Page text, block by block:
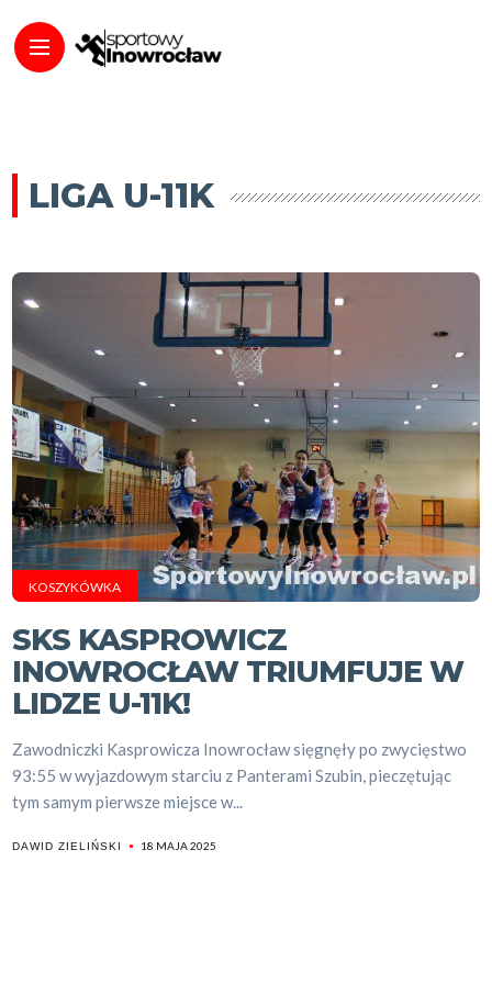
LIGA U-11K
KOSZYKÓWKA
SKS KASPROWICZ
INOWROCŁAW TRIUMFUJE W
LIDZE U-11K!
Zawodniczki Kasprowicza Inowrocław sięgnęły po zwycięstwo
93:55 w wyjazdowym starciu z Panterami Szubin, pieczętując
tym samym pierwsze miejsce w...
DAWID ZIELIŃSKI 18 MAJA 2025